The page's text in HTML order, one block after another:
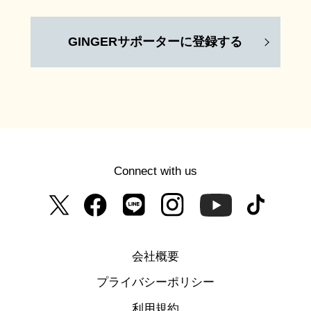
GINGERサポーターに登録する
Connect with us
会社概要
プライバシーポリシー
利用規約